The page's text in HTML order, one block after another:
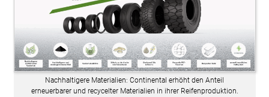
Nachhaltigere Materialien: Continental erhöht den Anteil
erneuerbarer und recycelter Materialien in ihrer Reifenproduktion.